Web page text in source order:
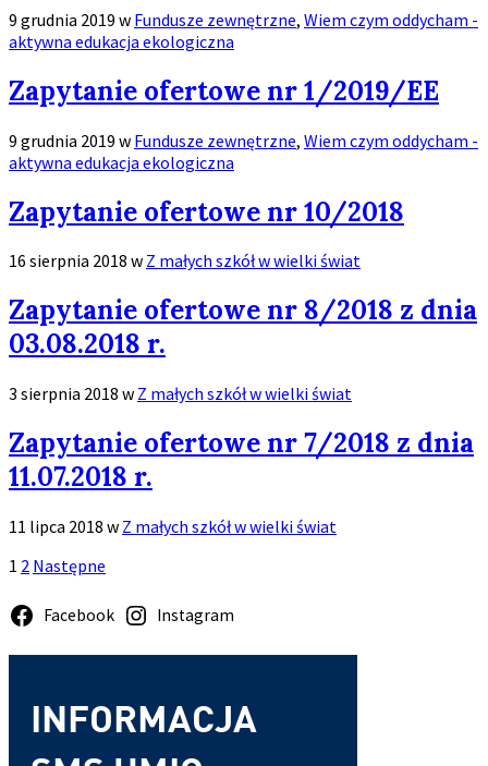
9 grudnia 2019 w Fundusze zewnętrzne, Wiem czym oddycham -
aktywna edukacja ekologiczna
Zobacz
więcej
Zapytanie ofertowe nr 1/2019/EE
9 grudnia 2019 w Fundusze zewnętrzne, Wiem czym oddycham -
aktywna edukacja ekologiczna
Zobacz
więcej
Zapytanie ofertowe nr 10/2018
16 sierpnia 2018 w Z małych szkół w wielki świat
Zobacz
więcej
Zapytanie ofertowe nr 8/2018 z dnia
03.08.2018 r.
3 sierpnia 2018 w Z małych szkół w wielki świat
Zobacz
więcej
Zapytanie ofertowe nr 7/2018 z dnia
11.07.2018 r.
11 lipca 2018 w Z małych szkół w wielki świat
Zobacz
Stronicowanie
wpisów
1 2 Następne
Facebook Instagram